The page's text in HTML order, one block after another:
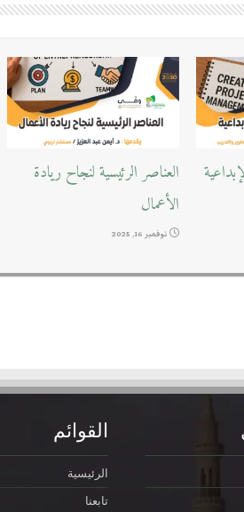
العناصر الرئيسية لنجاح ريادة
الأعمال
نوفمبر 16, 2025
القوائم
الرئيسية
تابعنا